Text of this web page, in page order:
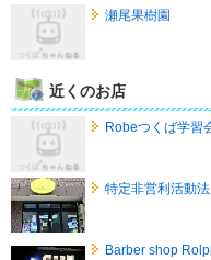
瀬尾果樹園
近くのお店
Robeつくば学習
特定非営利活動
Barber shop